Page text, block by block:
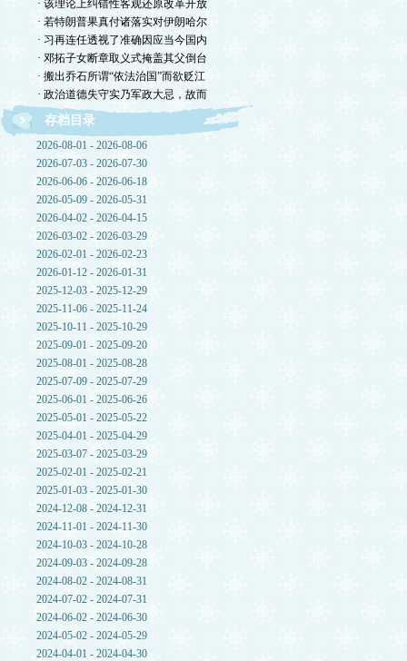
· 该理论上纠错性客观还原改革开放
· 若特朗普果真付诸落实对伊朗哈尔
· 习再连任透视了准确因应当今国内
· 邓拓子女断章取义式掩盖其父倒台
· 搬出乔石所谓“依法治国”而欲贬江
· 政治道德失守实乃军政大忌，故而
存档目录
2026-08-01 - 2026-08-06
2026-07-03 - 2026-07-30
2026-06-06 - 2026-06-18
2026-05-09 - 2026-05-31
2026-04-02 - 2026-04-15
2026-03-02 - 2026-03-29
2026-02-01 - 2026-02-23
2026-01-12 - 2026-01-31
2025-12-03 - 2025-12-29
2025-11-06 - 2025-11-24
2025-10-11 - 2025-10-29
2025-09-01 - 2025-09-20
2025-08-01 - 2025-08-28
2025-07-09 - 2025-07-29
2025-06-01 - 2025-06-26
2025-05-01 - 2025-05-22
2025-04-01 - 2025-04-29
2025-03-07 - 2025-03-29
2025-02-01 - 2025-02-21
2025-01-03 - 2025-01-30
2024-12-08 - 2024-12-31
2024-11-01 - 2024-11-30
2024-10-03 - 2024-10-28
2024-09-03 - 2024-09-28
2024-08-02 - 2024-08-31
2024-07-02 - 2024-07-31
2024-06-02 - 2024-06-30
2024-05-02 - 2024-05-29
2024-04-01 - 2024-04-30